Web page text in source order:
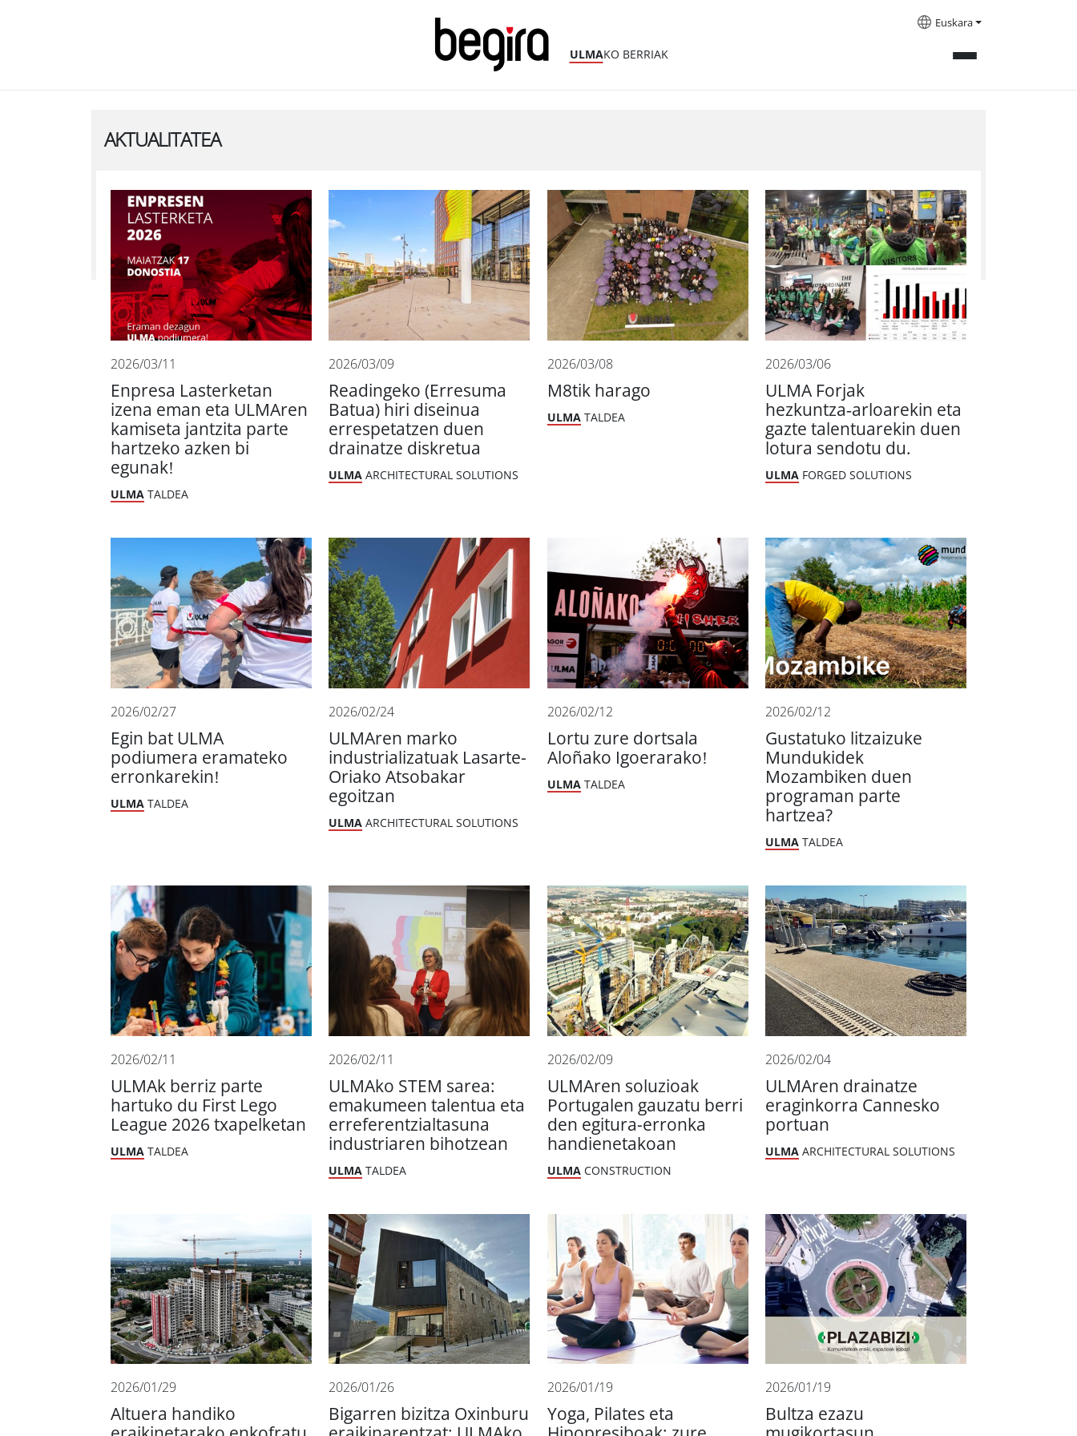
ULMAKO BERRIAK
Euskara
AKTUALITATEA
2026/03/11
Enpresa Lasterketan
izena eman eta ULMAren
kamiseta jantzita parte
hartzeko azken bi
egunak!
ULMA TALDEA
2026/03/09
Readingeko (Erresuma
Batua) hiri diseinua
errespetatzen duen
drainatze diskretua
ULMA ARCHITECTURAL SOLUTIONS
2026/03/08
M8tik harago
ULMATALDEA
2026/03/06
ULMA Forjak
hezkuntza‑arloarekin eta
gazte talentuarekin duen
lotura sendotu du.
ULMA FORGED SOLUTIONS
2026/02/27
Egin bat ULMA
podiumera eramateko
erronkarekin!
ULMA TALDEA
2026/02/24
ULMAren marko
industrializatuak Lasarte-
Oriako Atsobakar
egoitzan
ULMA ARCHITECTURAL SOLUTIONS
2026/02/12
Lortu zure dortsala
Aloñako Igoerarako!
ULMATALDEA
2026/02/12
Gustatuko litzaizuke
Mundukidek
Mozambiken duen
programan parte
hartzea?
ULMA TALDEA
2026/02/11
ULMAk berriz parte
hartuko du First Lego
League 2026 txapelketan
ULMA TALDEA
2026/02/11
ULMAko STEM sarea:
emakumeen talentua eta
erreferentzialtasuna
industriaren bihotzean
ULMA TALDEA
2026/02/09
ULMAren soluzioak
Portugalen gauzatu berri
den egitura-erronka
handienetakoan
ULMACONSTRUCTION
2026/02/04
ULMAren drainatze
eraginkorra Cannesko
portuan
ULMA ARCHITECTURAL SOLUTIONS
2026/01/29
Altuera handiko
2026/01/26
Bigarren bizitza Oxinburu
2026/01/19
Yoga, Pilates eta
2026/01/19
Bultza ezazu